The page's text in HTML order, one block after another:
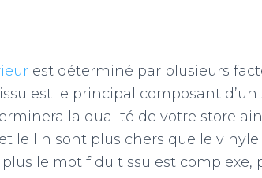
est déterminé par plusieurs
est le principal composant
la qualité de votre store
le lin sont plus chers que le vinyle
le motif du tissu est complexe,